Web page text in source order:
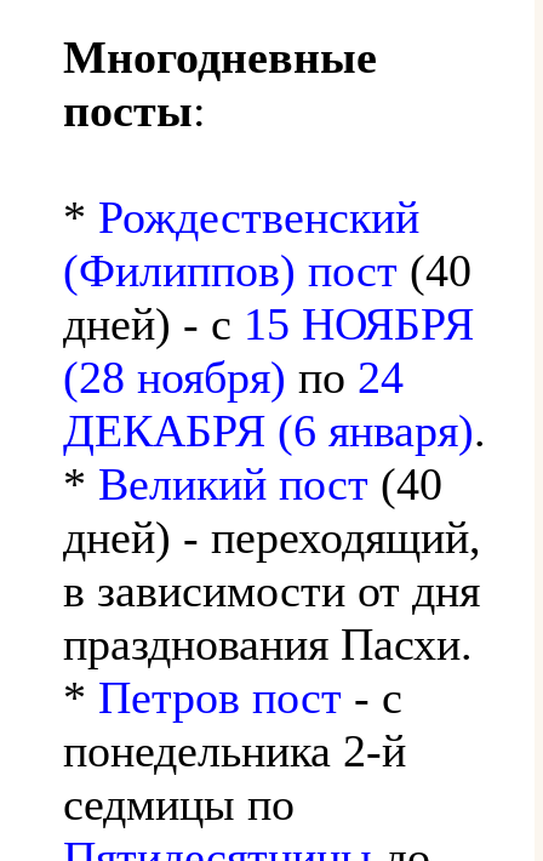
Многодневные
посты:
* Рождественский
(Филиппов) пост (40
дней) - с 15 НОЯБРЯ
(28 ноября) по 24
ДЕКАБРЯ (6 января).
* Великий пост (40
дней) - переходящий,
в зависимости от дня
празднования Пасхи.
* Петров пост - с
понедельника 2-й
седмицы по